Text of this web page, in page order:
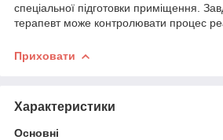
спеціальної підготовки приміщення.
терапевт може контролювати процес
Приховати
Характеристики
Основні